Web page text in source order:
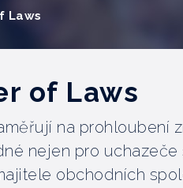
Laws
of Laws
na prohloubení
nejen pro uchazeče
obchodních